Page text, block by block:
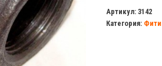
50
г/
Артикул: 3142
Категория: